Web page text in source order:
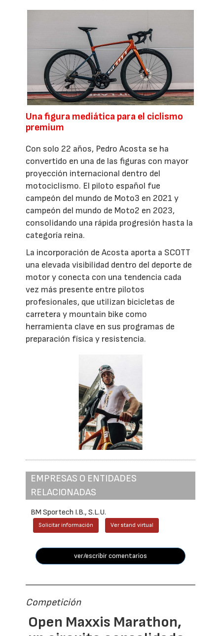
Una figura mediática para el ciclismo
premium
Con solo 22 años, Pedro Acosta se ha
convertido en una de las figuras con mayor
proyección internacional dentro del
motociclismo. El piloto español fue
campeón del mundo de Moto3 en 2021 y
campeón del mundo de Moto2 en 2023,
consolidando una rápida progresión hasta la
categoría reina.
La incorporación de Acosta aporta a SCOTT
una elevada visibilidad dentro del deporte de
motor y conecta con una tendencia cada
vez más presente entre pilotos
profesionales, que utilizan bicicletas de
carretera y mountain bike como
herramienta clave en sus programas de
preparación física y resistencia.
EMPRESAS O ENTIDADES
RELACIONADAS
BM Sportech I.B., S.L.U.
Solicitar información Ver stand virtual
ver/escribir comentarios
Competición
Open Maxxis Marathon,